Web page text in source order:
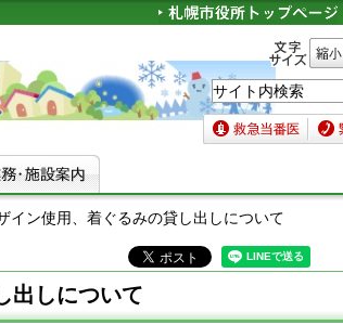
文字サイズ 縮小
救急当番医 緊
イン使用、着ぐるみの貸し出しについて
出しについて